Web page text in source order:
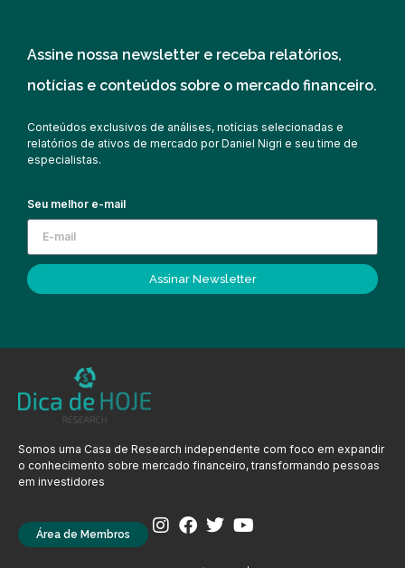
Assine nossa newsletter e receba relatórios,
notícias e conteúdos sobre o mercado financeiro.
Conteúdos exclusivos de análises, notícias selecionadas e
relatórios de ativos de mercado por Daniel Nigri e seu time de
especialistas.
Seu melhor e-mail
Assinar Newsletter
Somos uma Casa de Research independente com foco em expandir
o conhecimento sobre mercado financeiro, transformando pessoas
em investidores
Área de Membros